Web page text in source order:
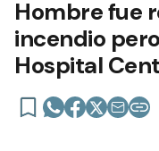
Hombre fue
incendio
Hospital